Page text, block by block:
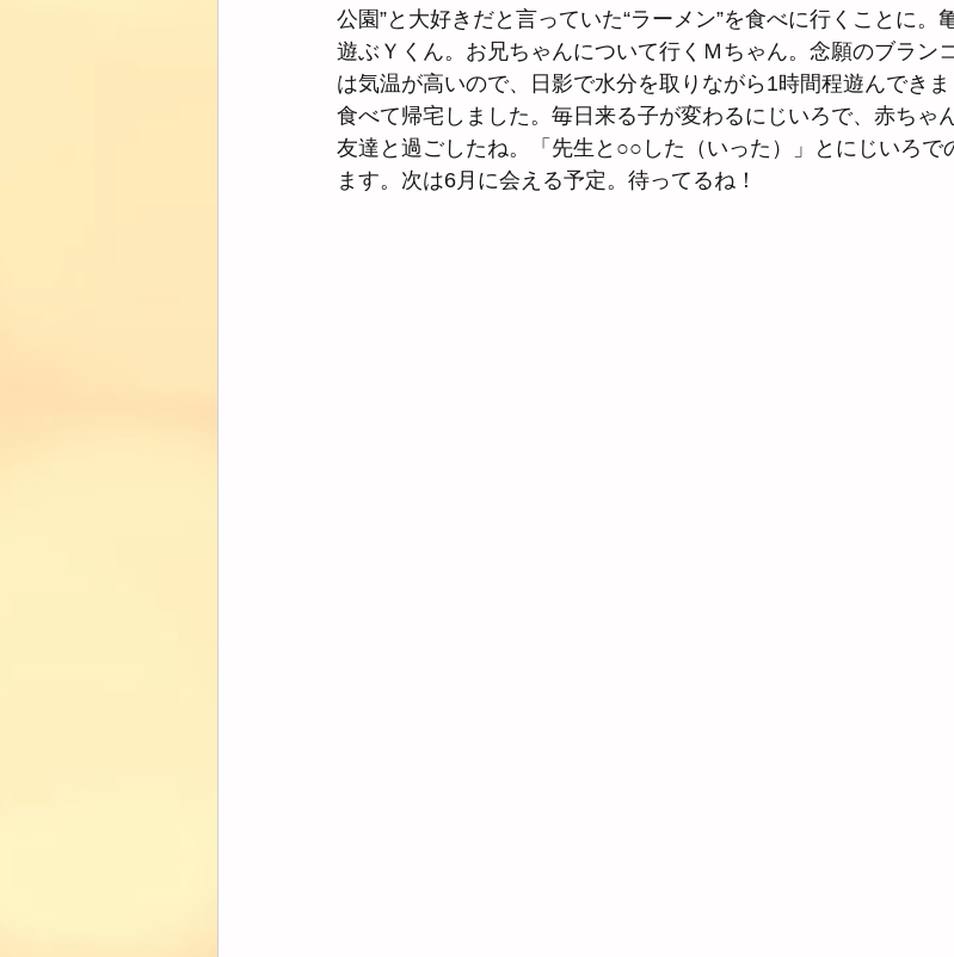
公園”と大好きだと言っていた“ラーメン”を食べに行くことに。
遊ぶＹくん。お兄ちゃんについて行くＭちゃん。念願のブラン
は気温が高いので、日影で水分を取りながら1時間程遊んでき
食べて帰宅しました。毎日来る子が変わるにじいろで、赤ちゃ
友達と過ごしたね。「先生と○○した（いった）」とにじいろで
ます。次は6月に会える予定。待ってるね！